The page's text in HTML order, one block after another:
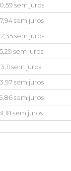
sem juros
sem juros
sem juros
sem juros
sem juros
sem juros
sem juros
sem juros